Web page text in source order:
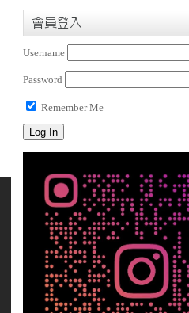
會員登入
Username
Password
Remember Me